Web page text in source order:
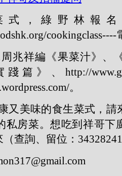
式，綠野林報
cookingclass----
兆祥編《果菜汁》、
踐篇》、 http://
。
又美味的食生菜式，請
私房菜。想吃到祥哥下
查詢、留位：